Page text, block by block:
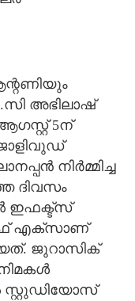
അഭിലാഷ്
5ന്
നിർമ്മിച്ച
ദിവസം
ഇഫക്ട്സ്
എക്സാണ്
ജുറാസിക്
സ്റ്റുഡിയോസ്